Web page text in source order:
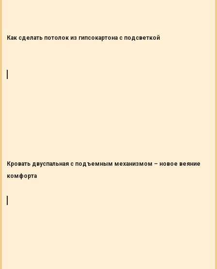
Как сделать потолок из гипсокартона с подсветкой
Кровать двуспальная с подъемным механизмом – новое веяние
комфорта